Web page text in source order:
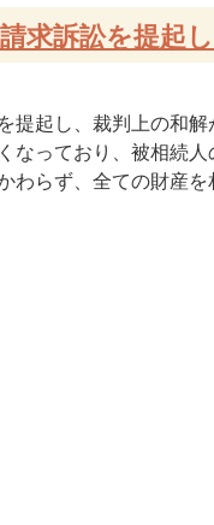
求訴訟を提起
提起し、裁判上の和
なっており、被相続
わらず、全ての財産